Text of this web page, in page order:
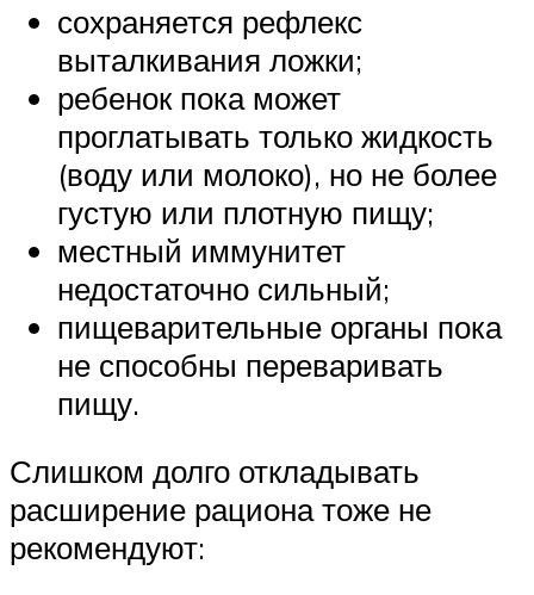
сохраняется рефлекс
выталкивания ложки;
ребенок пока может
проглатывать только жидкость
(воду или молоко), но не более
густую или плотную пищу;
местный иммунитет
недостаточно сильный;
пищеварительные органы пока
не способны переваривать
пищу.
Слишком долго откладывать
расширение рациона тоже не
рекомендуют: